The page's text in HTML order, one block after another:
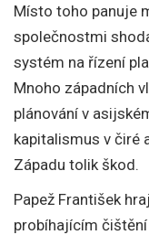
Místo toho panuje
společnostmi
systém na řízení
Mnoho západních
plánování v
kapitalismus v čiré
Západu tolik škod.
Papež František
probíhajícím